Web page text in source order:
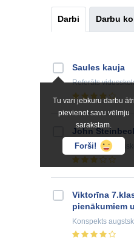
Darbi Darbu
Tu vari jebkuru darbu ātri
pievienot savu vēlmju
sarakstam.
Forši!
Saules kauja
Referāts
John
Konspekts
Viktorīna
pienākumiem
Konspekts